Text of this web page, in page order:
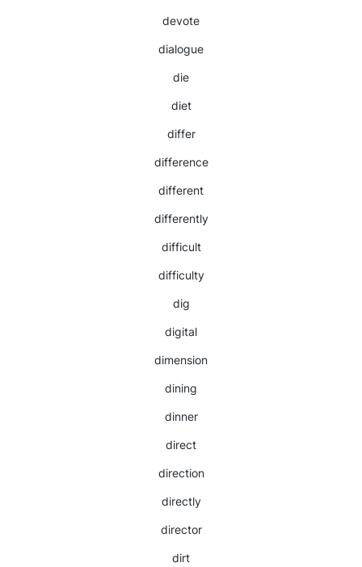
devote
dialogue
die
diet
differ
difference
different
differently
difficult
difficulty
dig
digital
dimension
dining
dinner
direct
direction
directly
director
dirt